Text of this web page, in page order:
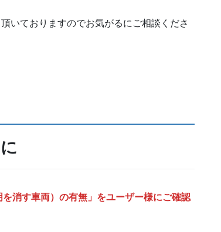
いておりますのでお気がるにご相談くださ
を消す車両）の有無」をユーザー様にご確認